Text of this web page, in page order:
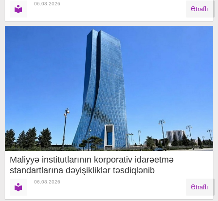
06.08.2026
Ətraflı
Maliyyə institutlarının korporativ idarəetmə
standartlarına dəyişikliklər təsdiqlənib
06.08.2026
Ətraflı